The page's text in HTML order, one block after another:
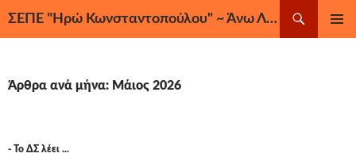
ΣΕΠΕ "Ηρώ Κωνσταντοπούλου" ~ Άνω Λιόσια, Ζεφύρι, Φυλή
Άρθρα ανά μήνα: Μάιος 2026
- Το ΔΣ λέει ...